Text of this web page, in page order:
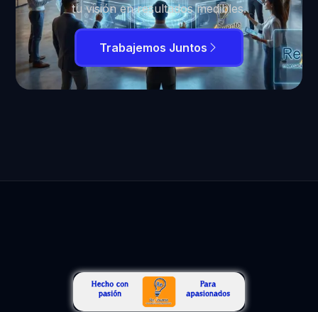
tu visión en resultados medibles.
Trabajemos Juntos